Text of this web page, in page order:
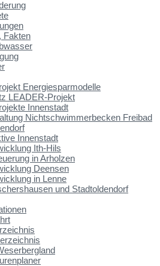
Fakten
Energiesparmodelle
LEADER-Projekt
Innenstadt
Nichtschwimmerbecken Freibad
Innenstadt
Ith-Hils
in Arholzen
Deensen
in Lenne
und Stadtoldendorf